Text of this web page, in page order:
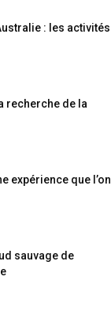
: les activités
recherche de la
expérience que l’on
sauvage de